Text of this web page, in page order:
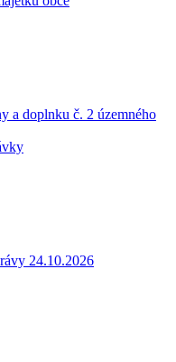
a doplnku č. 2 územného
24.10.2026